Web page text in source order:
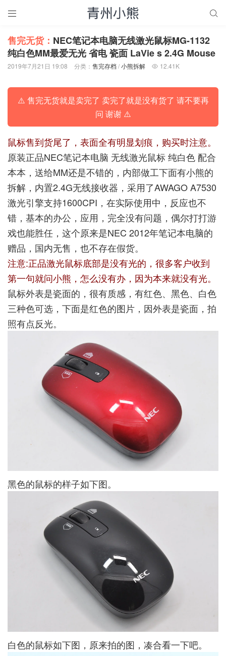
 
售完无货： NEC笔记本电脑无线激光鼠标MG-1132
纯白色MM最爱无光 省电 瓷面 LaVie s 2.4G Mouse
2019年7月21日 19:08 分类： 售完存档/小熊拆解  12.41K
⚠️ 售完无货就是卖完了 卖完了就是没有货了 请不要再
问 谢谢 ⚠️
鼠标售到货尾了，表面全有明显划痕，购买时注意。
原装正品NEC笔记本电脑 无线激光鼠标 纯白色 配合
本本，送给MM还是不错的，内部做工下面有小熊的
拆解，内置2.4G无线接收器，采用了AWAGO A7530
激光引擎支持1600CPI，在实际使用中，反应也不
错，基本的办公，应用，完全没有问题，偶尔打打游
戏也能胜任，这个原来是NEC 2012年笔记本电脑的
赠品，国内无售，也不存在假货。
注意:正品激光鼠标底部是没有光的，很多客户收到
第一句就问小熊，怎么没有办，因为本来就没有光。
鼠标外表是瓷面的，很有质感，有红色、黑色、白色
三种色可选，下面是红色的图片，因外表是瓷面，拍
照有点反光。
黑色的鼠标的样子如下图。
白色的鼠标如下图，原来拍的图，凑合看一下吧。